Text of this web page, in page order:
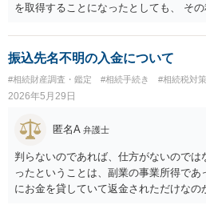
を取得することになったとしても、 そ
れば、その額次第では、相続税の申告
性はあります （申告をした結果、配偶
振込先名不明の入金について
#相続財産調査・鑑定 #相続手続き #相続税対策
2026年5月29日
匿名A 弁護士
判らないのであれば、仕方がないので
ったということは、副業の事業所得であ
にお金を貸していて返金されただけな